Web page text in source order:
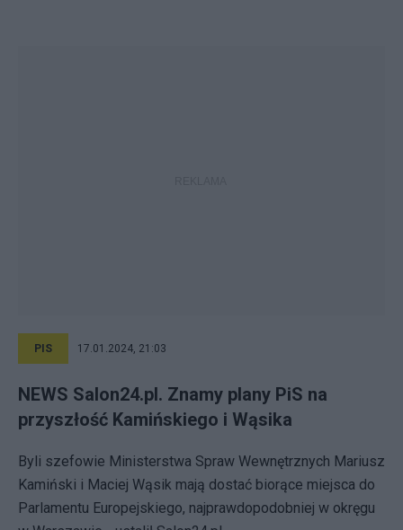
PIS 17.01.2024, 21:03
NEWS Salon24.pl. Znamy plany PiS na
przyszłość Kamińskiego i Wąsika
Byli szefowie Ministerstwa Spraw Wewnętrznych Mariusz
Kamiński i Maciej Wąsik mają dostać biorące miejsca do
Parlamentu Europejskiego, najprawdopodobniej w okręgu